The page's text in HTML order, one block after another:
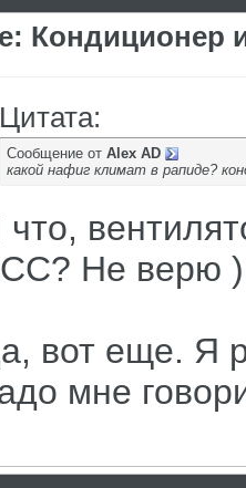
Кондиционер
Цитата:
Сообщение от Alex AD
какой нафиг климат в рапиде?
что,
Не верю )
вот еще. Я
мне